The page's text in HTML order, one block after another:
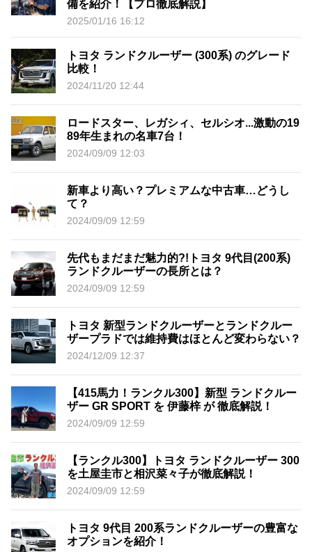
備を紹介！【プロ徹底解説】
2025/01/16 16:12
トヨタ ランドクルーザー (300系) のグレード
比較！
2024/11/20 12:44
ロードスター、レガシィ、セルシオ...激動の19
89年生まれの名車7台！
2024/09/09 12:03
新車より高い？プレミアムな中古車…どうし
て？
2024/09/09 12:59
先代もまだまだ魅力的?!トヨタ 9代目(200系)
ランドクルーザーの長所とは？
2024/09/09 12:59
トヨタ 新型ランドクルーザーとランドクルー
ザープラドでは維持費はほとんど変わらない？
2024/12/09 12:37
【415馬力！ランクル300】新型 ランドクルー
ザー GR SPORT を 伊藤梓 が 徹底解説！
2024/09/09 12:59
【ランクル300】トヨタ ランドクルーザー 300
を土屋圭市と相沢菜々子が徹底解説！
2024/09/09 12:59
トヨタ 9代目 200系ランドクルーザーの豊富な
オプションを紹介！